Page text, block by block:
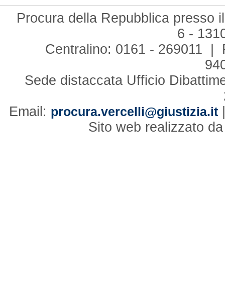
Procura della Repubblica presso
6 -
Centralino: 0161 - 269011 |
Sede distaccata Ufficio
Email: procura.vercelli@giustizia.it|
Sito web realizzato